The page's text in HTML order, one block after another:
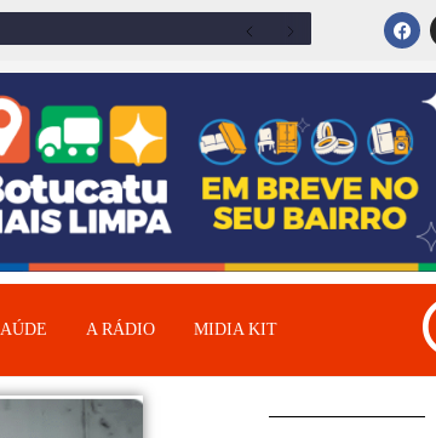
A RÁDIO MIDIA KIT